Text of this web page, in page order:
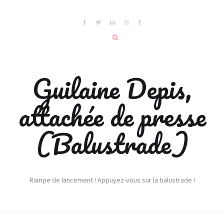
Guilaine Depis,
attachée de presse
(Balustrade)
Rampe de lancement ! Appuyez-vous sur la balustrade !